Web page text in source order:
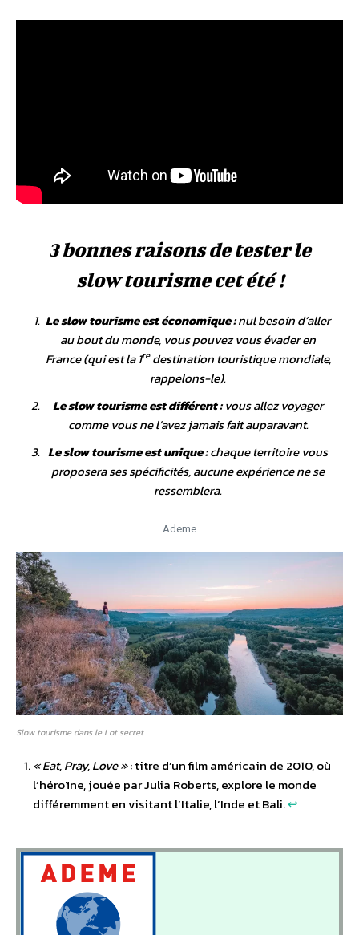
3 bonnes raisons de tester le
slow tourisme cet été !
Leslow tourismeest économique :nul besoin d’aller
au bout du monde, vous pouvez vous évader en
France (qui est la 1redestination touristique mondiale,
rappelons-le).
Leslow tourismeest différent :vous allez voyager
comme vous ne l’avez jamais fait auparavant.
Leslow tourismeest unique :chaque territoire vous
proposera ses spécificités, aucune expérience ne se
ressemblera.
Ademe
Slow tourisme dans le Lot secret …
«Eat, Pray, Love »: titre d’un film américain de 2010, où
l’héroïne, jouée par Julia Roberts, explore le monde
différemment en visitant l’Italie, l’Inde et Bali.↩︎